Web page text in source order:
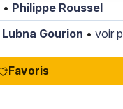
• Philippe Roussel
Lubna Gourion • voir
Favoris